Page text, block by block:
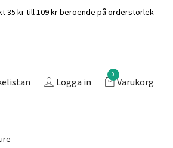
35 kr till 109 kr beroende på orderstorlek
Logga in
0
Varukorg